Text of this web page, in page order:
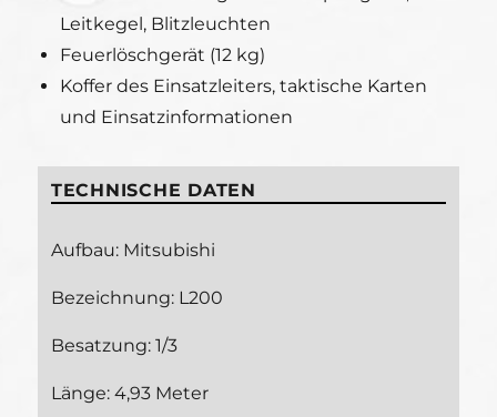
Leitkegel, Blitzleuchten
Feuerlöschgerät (12 kg)
Koffer des Einsatzleiters, taktische Karten
und Einsatzinformationen
TECHNISCHE DATEN
Aufbau: Mitsubishi
Bezeichnung: L200
Besatzung: 1/3
Länge: 4,93 Meter